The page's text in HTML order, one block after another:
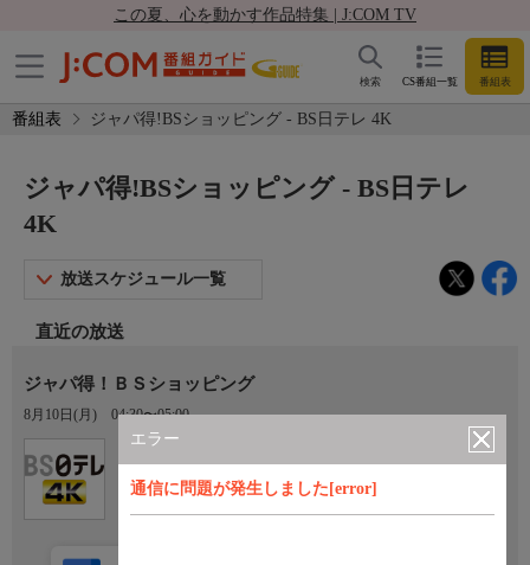
この夏、心を動かす作品特集 | J:COM TV
CS番組一覧 番組表
検索
番組表 ジャパ得!BSショッピング - BS日テレ 4K
エラー
通信に問題が発生しました[error]
ジャパ得!BSショッピング - BS日テレ
4K
放送スケジュール一覧
直近の放送
ジャパ得！ＢＳショッピング
8月10日(月) 04:30〜05:00